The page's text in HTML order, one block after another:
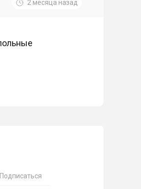
2 месяца назад
Подписаться